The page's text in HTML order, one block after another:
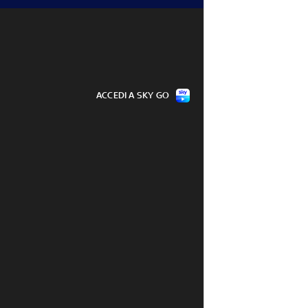
ACCEDI A SKY GO